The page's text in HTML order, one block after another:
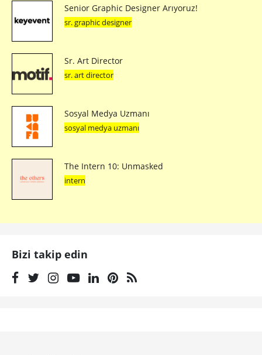
Senior Graphic Designer Arıyoruz!
sr. graphic designer
Sr. Art Director
sr. art director
Sosyal Medya Uzmanı
sosyal medya uzmanı
The Intern 10: Unmasked
intern
Bizi takip edin